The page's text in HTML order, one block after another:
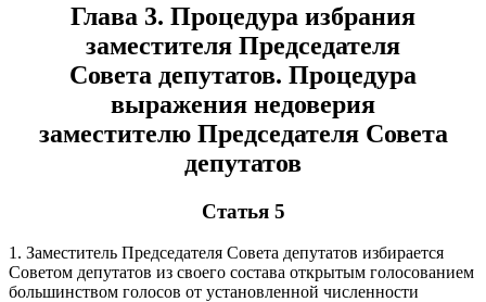
Глава 3. Процедура избрания
заместителя Председателя
Совета депутатов. Процедура
выражения недоверия
заместителю Председателя Совета
депутатов
Статья 5
1. Заместитель Председателя Совета депутатов избирается
Советом депутатов из своего состава открытым голосованием
большинством голосов от установленной численности